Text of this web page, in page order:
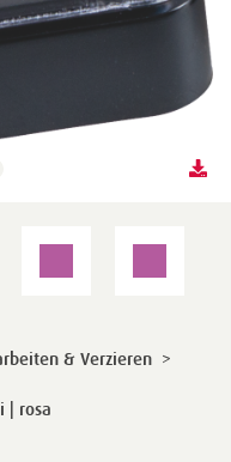
& Verzieren >
| rosa